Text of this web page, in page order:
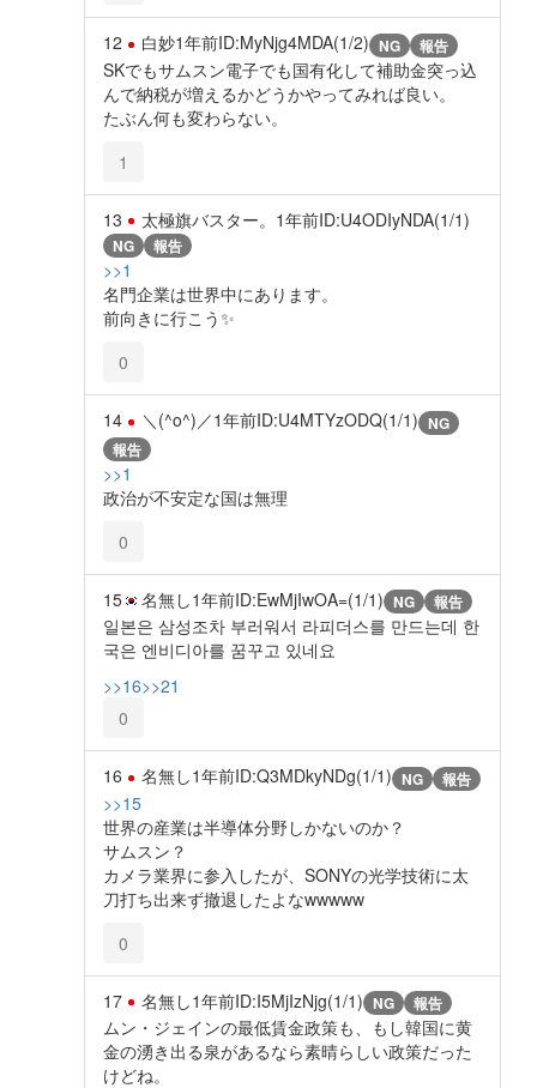
12 白妙1年前ID:MyNjg4MDA(1/2) NG 報告
SKでもサムスン電子でも国有化して補助金突っ込
んで納税が増えるかどうかやってみれば良い。
たぶん何も変わらない。
1
13 太極旗バスター。 1年前ID:U4ODIyNDA(1/1)
NG 報告
>>1
名門企業は世界中にあります。
前向きに行こう✨️
0
14 ＼(^o^)／1年前ID:U4MTYzODQ(1/1) NG
報告
>>1
政治が不安定な国は無理
0
15 名無し1年前ID:EwMjIwOA=(1/1) NG 報告
일본은 삼성조차 부러워서 라피더스를 만드는데 한
국은 엔비디아를 꿈꾸고 있네요
>>16>>21
0
16 名無し1年前ID:Q3MDkyNDg(1/1) NG 報告
>>15
世界の産業は半導体分野しかないのか？
サムスン？
カメラ業界に参入したが、SONYの光学技術に太
刀打ち出来ず撤退したよなwwwww
0
17 名無し1年前ID:I5MjIzNjg(1/1) NG 報告
ムン・ジェインの最低賃金政策も、もし韓国に黄
金の湧き出る泉があるなら素晴らしい政策だった
けどね。